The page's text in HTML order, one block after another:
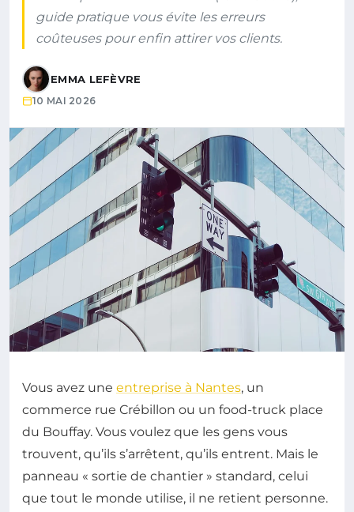
guide pratique vous évite les erreurs
coûteuses pour enfin attirer vos clients.
EMMA LEFÈVRE
10 MAI 2026
Vous avez une entreprise à Nantes, un
commerce rue Crébillon ou un food-truck place
du Bouffay. Vous voulez que les gens vous
trouvent, qu’ils s’arrêtent, qu’ils entrent. Mais le
panneau « sortie de chantier » standard, celui
que tout le monde utilise, il ne retient personne.